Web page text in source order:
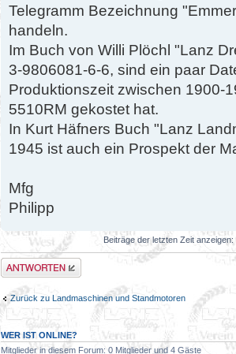
Telegramm Bezeichnung
handeln.
Im Buch von Willi Plöchl "Lanz
3-9806081-6-6, sind ein paar
Produktionszeit zwischen 1900-
5510RM gekostet hat.
In Kurt Häfners Buch "Lanz
1945 ist auch ein Prospekt der
Mfg
Philipp
Beiträge der letzten Zeit anzeigen:
Antwort erstellen
Zurück zu Landmaschinen und Standmotoren
WER IST ONLINE?
Mitglieder in diesem Forum: 0 Mitglieder und 4 Gäste